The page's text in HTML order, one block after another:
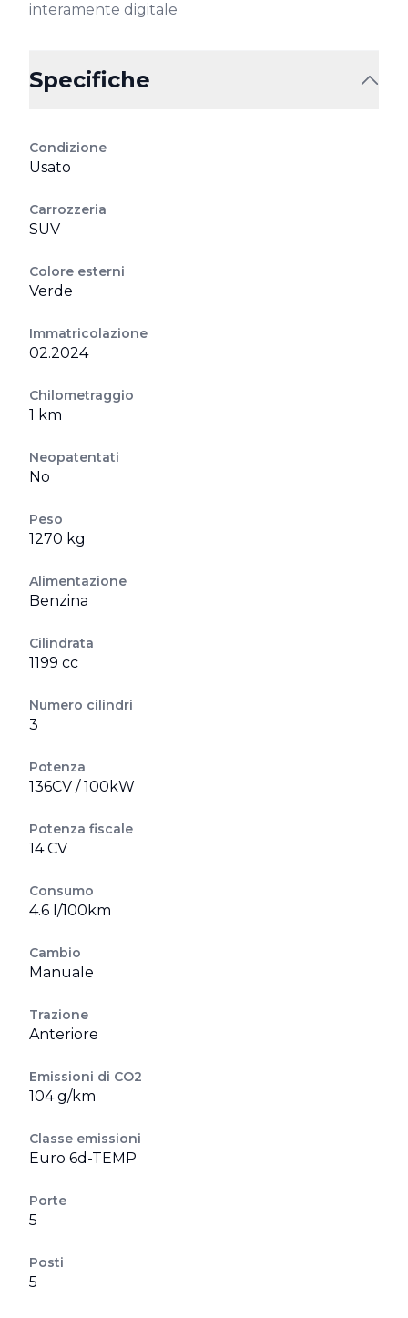
interamente digitale
Specifiche
Condizione
Usato
Carrozzeria
SUV
Colore esterni
Verde
Immatricolazione
02.2024
Chilometraggio
1 km
Neopatentati
No
Peso
1270 kg
Alimentazione
Benzina
Cilindrata
1199 cc
Numero cilindri
3
Potenza
136CV / 100kW
Potenza fiscale
14 CV
Consumo
4.6 l/100km
Cambio
Manuale
Trazione
Anteriore
Emissioni di CO2
104 g/km
Classe emissioni
Euro 6d-TEMP
Porte
5
Posti
5